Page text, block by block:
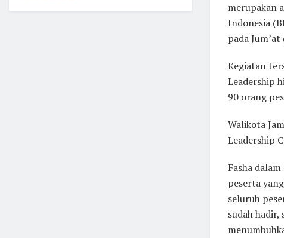
merupakan
Indonesia
pada
Kegiatan
Leadership
90 orang
Walikota
Leadership
Fasha
peserta
seluruh
sudah